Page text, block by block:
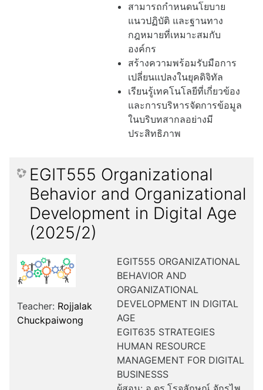
สามารถกำหนดนโยบาย
แนวปฏิบัติ และฐานทาง
กฎหมายที่เหมาะสมกับ
องค์กร
สร้างความพร้อมรับมือการ
เปลี่ยนแปลงในยุคดิจิทัล
เรียนรู้เทคโนโลยีที่เกี่ยวข้อง
และการบริหารจัดการข้อมูล
ในบริบทสากลอย่างมี
ประสิทธิภาพ
EGIT555 Organizational
Behavior and Organizational
Development in Digital Age
(2025/2)
EGIT555 ORGANIZATIONAL
BEHAVIOR AND
ORGANIZATIONAL
DEVELOPMENT IN DIGITAL
AGE
EGIT635 STRATEGIES
HUMAN RESOURCE
MANAGEMENT FOR DIGITAL
BUSINESSS
Teacher: Rojjalak
Chuckpaiwong